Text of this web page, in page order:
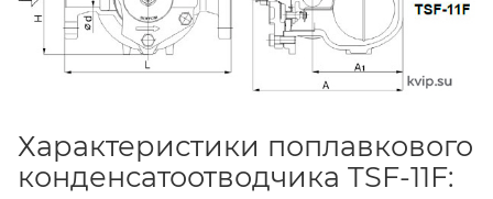
Характеристики поплавкового
конденсатоотводчика TSF-11F: